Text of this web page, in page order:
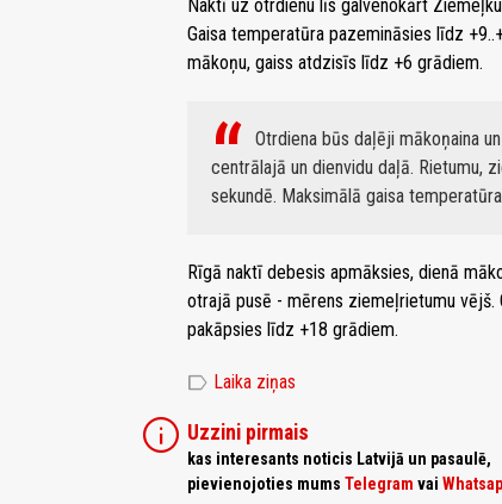
Naktī uz otrdienu līs galvenokārt
Gaisa temperatūra pazemināsies līdz
mākoņu, gaiss atdzisīs līdz +6 grādiem.
Otrdiena būs daļēji mākoņaina
centrālajā un dienvidu daļā. Rietumu,
sekundē. Maksimālā gaisa
Rīgā naktī debesis apmāksies, dienā
otrajā pusē - mērens ziemeļrietumu
pakāpsies līdz +18 grādiem.
label Laika ziņas
info Uzzini pirmais
kas interesants noticis Latvijā un pasaulē,
pievienojoties mums Telegram vai